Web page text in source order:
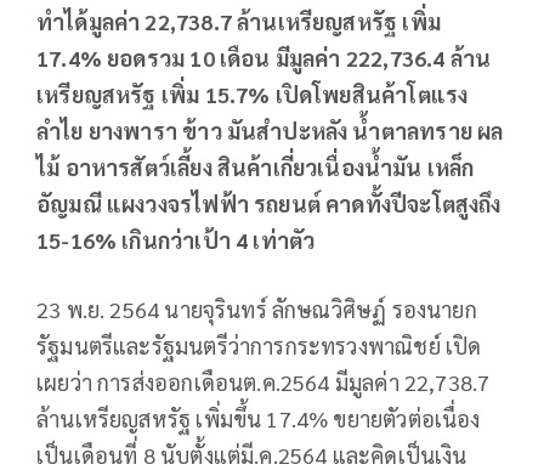
ทำได้มูลค่า 22,738.7 ล้านเหรียญสหรัฐ เพิ่ม
17.4% ยอดรวม 10 เดือน มีมูลค่า 222,736.4 ล้าน
เหรียญสหรัฐ เพิ่ม 15.7% เปิดโพยสินค้าโตแรง
ลำไย ยางพารา ข้าว มันสำปะหลัง น้ำตาลทราย ผล
ไม้ อาหารสัตว์เลี้ยง สินค้าเกี่ยวเนื่องน้ำมัน เหล็ก
อัญมณี แผงวงจรไฟฟ้า รถยนต์ คาดทั้งปีจะโตสูงถึง
15-16% เกินกว่าเป้า 4 เท่าตัว
23 พ.ย. 2564 นายจุรินทร์ ลักษณวิศิษฏ์ รองนายก
รัฐมนตรีและรัฐมนตรีว่าการกระทรวงพาณิชย์ เปิด
เผยว่า การส่งออกเดือนต.ค.2564 มีมูลค่า 22,738.7
ล้านเหรียญสหรัฐ เพิ่มขึ้น 17.4% ขยายตัวต่อเนื่อง
เป็นเดือนที่ 8 นับตั้งแต่มี.ค.2564 และคิดเป็นเงิน